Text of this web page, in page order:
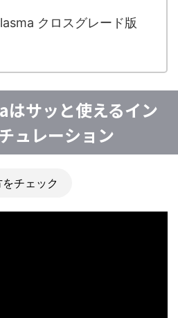
クロスグレード版
サッと使えるイン
ュレーション
チェック